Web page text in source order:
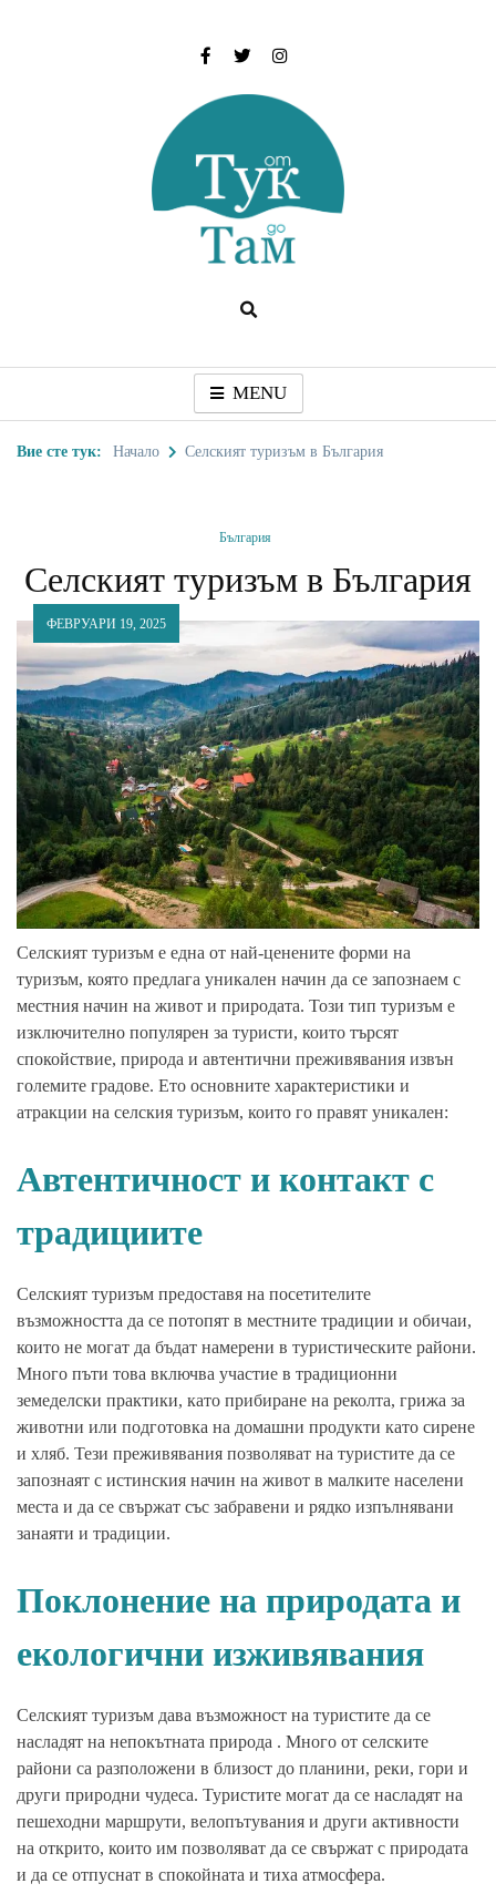
От тук до Там
MENU
Вие сте тук: Начало Селският туризъм в България
България
Селският туризъм в България
ФЕВРУАРИ 19, 2025
Селският туризъм е една от най-ценените форми на
туризъм, която предлага уникален начин да се запознаем с
местния начин на живот и природата. Този тип туризъм е
изключително популярен за туристи, които търсят
спокойствие, природа и автентични преживявания извън
големите градове. Ето основните характеристики и
атракции на селския туризъм, които го правят уникален:
Автентичност и контакт с
традициите
Селският туризъм предоставя на посетителите
възможността да се потопят в местните традиции и обичаи,
които не могат да бъдат намерени в туристическите райони.
Много пъти това включва участие в традиционни
земеделски практики, като прибиране на реколта, грижа за
животни или подготовка на домашни продукти като сирене
и хляб. Тези преживявания позволяват на туристите да се
запознаят с истинския начин на живот в малките населени
места и да се свържат със забравени и рядко изпълнявани
занаяти и традиции.
Поклонение на природата и
екологични изживявания
Селският туризъм дава възможност на туристите да се
насладят на непокътната природа . Много от селските
райони са разположени в близост до планини, реки, гори и
други природни чудеса. Туристите могат да се насладят на
пешеходни маршрути, велопътувания и други активности
на открито, които им позволяват да се свържат с природата
и да се отпуснат в спокойната и тиха атмосфера.